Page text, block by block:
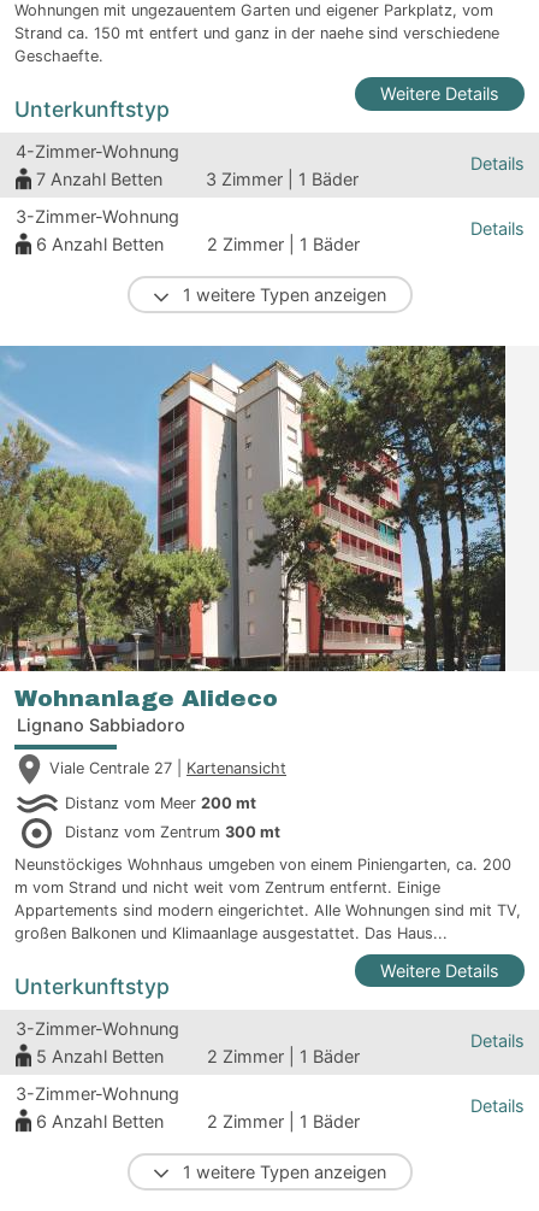
Wohnungen mit ungezauentem Garten und eigener Parkplatz, vom
Strand ca. 150 mt entfert und ganz in der naehe sind verschiedene
Geschaefte.
Weitere Details
Unterkunftstyp
4-Zimmer-Wohnung
7 Anzahl Betten 3 Zimmer | 1 Bäder
Details
3-Zimmer-Wohnung
6 Anzahl Betten 2 Zimmer | 1 Bäder
Details
1 weitere Typen anzeigen
Wohnanlage Alideco
Lignano Sabbiadoro
Viale Centrale 27 | Kartenansicht
Distanz vom Meer 200 mt
Distanz vom Zentrum 300 mt
Neunstöckiges Wohnhaus umgeben von einem Piniengarten, ca. 200
m vom Strand und nicht weit vom Zentrum entfernt. Einige
Appartements sind modern eingerichtet. Alle Wohnungen sind mit TV,
großen Balkonen und Klimaanlage ausgestattet. Das Haus...
Weitere Details
Unterkunftstyp
3-Zimmer-Wohnung
5 Anzahl Betten 2 Zimmer | 1 Bäder
Details
3-Zimmer-Wohnung
6 Anzahl Betten 2 Zimmer | 1 Bäder
Details
1 weitere Typen anzeigen